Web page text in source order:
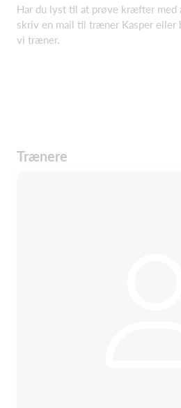
Har du lyst til at prøve kræfter med
skriv en mail til træner Kasper eller
vi træner.
Trænere